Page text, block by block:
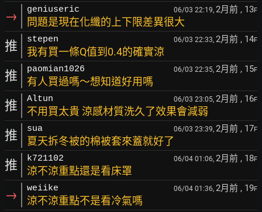
→ geniuseric 06/03 22:19, 2月前 , 13F
問題是現在化纖的上下限差異很大
推 stepen 06/03 22:33, 2月前 , 14F
我有買一條Q值到0.4的確實涼
推 paomian1026 06/03 22:35, 2月前 , 15F
有人買過嗎～想知道好用嗎
推 Altun 06/03 23:05, 2月前 , 16F
不用買太貴 涼感材質洗久了效果會減弱
推 sua 06/03 23:39, 2月前 , 17F
夏天拆冬被的棉被套來蓋就好了
推 k721102 06/04 01:06, 2月前 , 18F
涼不涼重點還是看床罩
→ weiike 06/04 01:36, 2月前 , 19F
涼不涼重點不是看冷氣嗎